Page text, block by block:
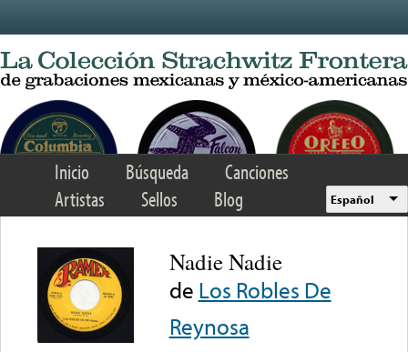
Inicio Búsqueda
Canciones
Artistas
Sellos Blog Español
Nadie Nadie
de Los Robles De
Reynosa